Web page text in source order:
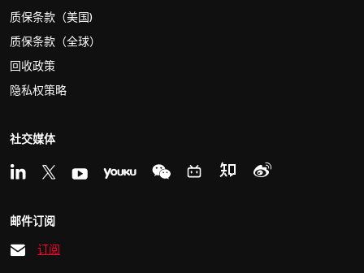
质保条款（美国)
质保条款（全球）
回收政策
隐私权策略
社交媒体
邮件订阅
订阅